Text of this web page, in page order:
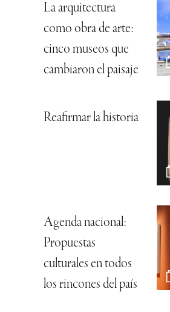
La arquitectura
como obra de arte:
cinco museos que
cambiaron el paisaje
Reafirmar la historia
Agenda nacional:
Propuestas
culturales en todos
los rincones del país